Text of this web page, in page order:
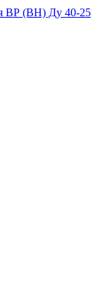
ВР (ВН) Ду 40-25